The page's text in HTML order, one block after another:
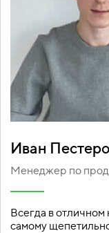
Иван
Менеджер по
Всегда в отличном
самому